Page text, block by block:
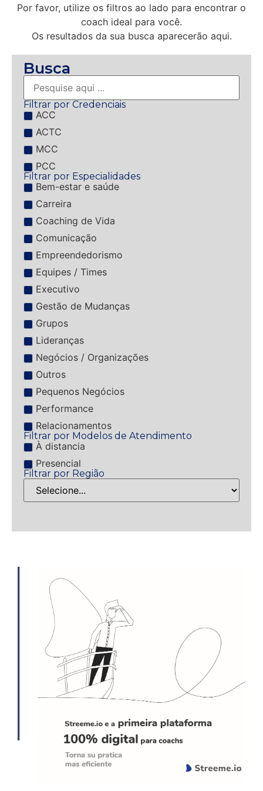
Por favor, utilize os filtros ao lado para encontrar o
coach ideal para você.
Os resultados da sua busca aparecerão aqui.
Busca
Filtrar por Credenciais
ACC
ACTC
MCC
PCC
Filtrar por Especialidades
Bem-estar e saúde
Carreira
Coaching de Vida
Comunicação
Empreendedorismo
Equipes / Times
Executivo
Gestão de Mudanças
Grupos
Lideranças
Negócios / Organizações
Outros
Pequenos Negócios
Performance
Relacionamentos
Filtrar por Modelos de Atendimento
À distancia
Presencial
Filtrar por Região